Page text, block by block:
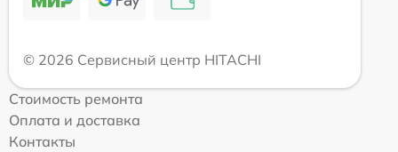
© 2026 Сервисный центр HITACHI
Стоимость ремонта
Оплата и доставка
Контакты